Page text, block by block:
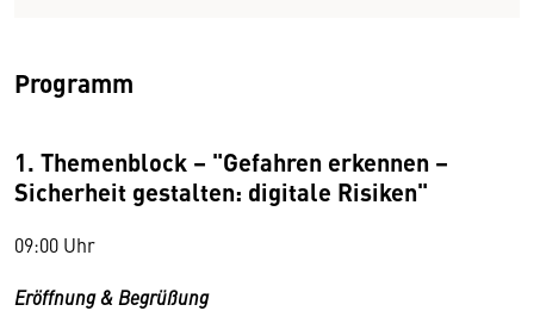
Programm
1. Themenblock – "Gefahren erkennen –
Sicherheit gestalten: digitale Risiken"
09:00 Uhr
Eröffnung & Begrüßung